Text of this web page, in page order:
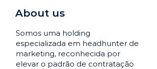
About us
Somos uma holding
especializada em headhunter de
marketing, reconhecida por
elevar o padrão de contratação